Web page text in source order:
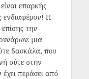
επαρκής
ενδιαφέρον! Η
επίσης την
μια
δασκάλα, που
ούτε στην
περάσει από